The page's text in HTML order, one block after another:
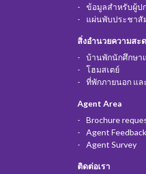
ข้อมูลสำหรับผู้ป
แผ่นพับประชาสั
สิ่งอำนวยความสะ
บ้านพักนักศึกษา
โฮมสเตย์
ที่พักภายนอก แล
Agent Area
Brochure
Agent
Agent Survey
ติดต่อเรา